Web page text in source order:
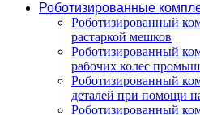
Роботизированные
Роботизированный
растаркой мешков
Роботизированный
рабочих колес
Роботизированный
деталей при помощи
Роботизированный